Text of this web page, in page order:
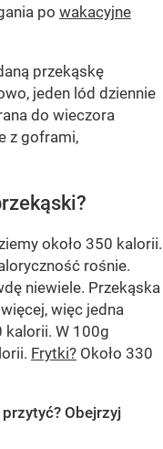
po wakacyjne
przekąskę
jeden lód dziennie
do wieczora
z goframi,
około 350 kalorii.
rośnie.
niewiele. Przekąska
więc jedna
kalorii. W 100g
Frytki? Około 330
Obejrzyj